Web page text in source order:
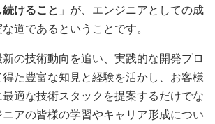
けること 」が、エンジニアとしての成
道であるということです。
の技術動向を追い、実践的な開発プロ
た豊富な知見と経験を活かし、お客様
適な技術スタックを提案するだけでな
アの皆様の学習やキャリア形成につい